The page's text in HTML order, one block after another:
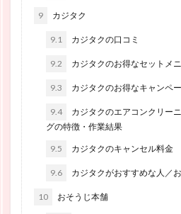
9 カジタク
9.1 カジタクの口コミ
9.2 カジタクのお得なセットメ
9.3 カジタクのお得なキャンペ
9.4
カジタクのエアコンクリー
グの特徴・作業結果
9.5 カジタクのキャンセル料金
9.6 カジタクがおすすめな人／
10 おそうじ本舗